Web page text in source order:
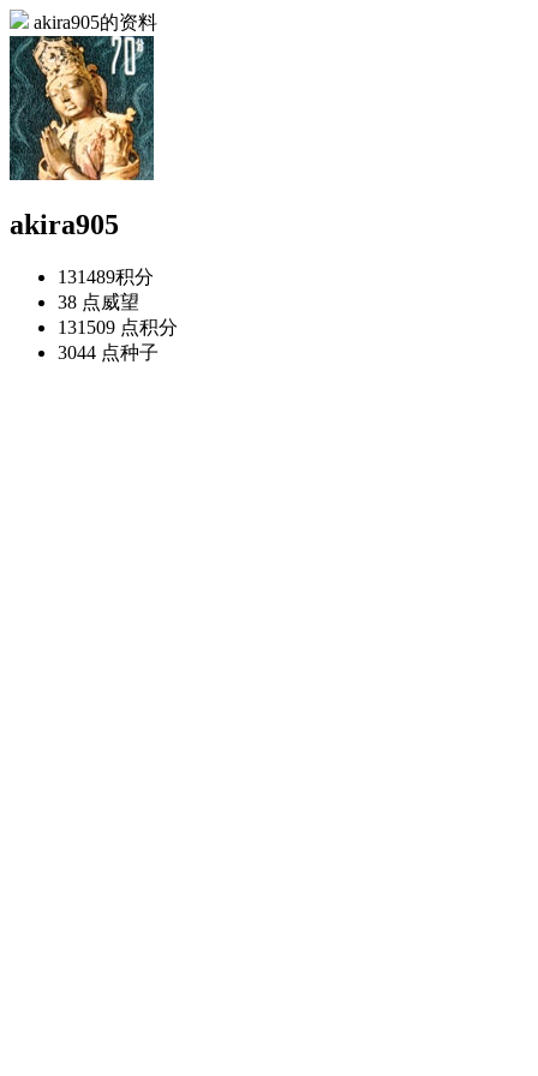
akira905的资料
akira905
131489积分
38 点威望
131509 点积分
3044 点种子